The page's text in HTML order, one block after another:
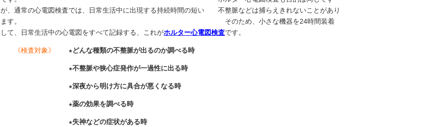
が、通常の心電図検査では、日常生活中に出現する持続時間の短い 不整脈などは捕らえきれないことがあり
ます。 そのため、小さな機器を24時間装着
して、日常生活中の心電図をすべて記録する、これがホルター心電図検査です。
《検査対象》 ★どんな種類の不整脈が出るのか調べる時
★不整脈や狭心症発作が一過性に出る時
★深夜から明け方に具合が悪くなる時
★薬の効果を調べる時
★失神などの症状がある時